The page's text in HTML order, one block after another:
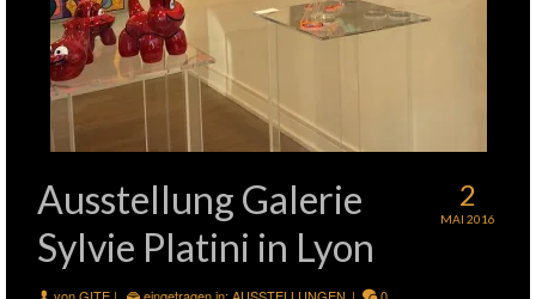
2
MAI 2016
Ausstellung Galerie
Sylvie Platini in Lyon